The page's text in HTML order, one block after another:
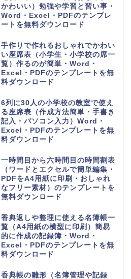
シンプルで使いやすい御見積書
＆編集が簡単な無料テンプレート
16チームで使える勝ち上がりの
作成方法が簡単なわかりやすいト
ーナメント表のフリー素材・
Word・Excel・PDFのテンプレ
28人乗りの中型バス座席表（お
しゃれでかわいい配席図）貸し切
り旅行や観光地への高速や夜行バ
ス・Word・Excel・PDFのテン
1週間の小学校や中学校からの帰
宅後スケジュール表（おしゃれ＆
かわいい）勉強や学習と習い事・
Word・Excel・PDFのテンプレ